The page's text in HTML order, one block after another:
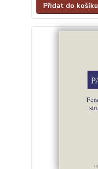
Přidat do košíku